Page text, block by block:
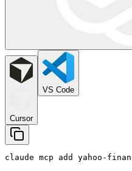
Cursor
VS Code
claude mcp add yahoo-